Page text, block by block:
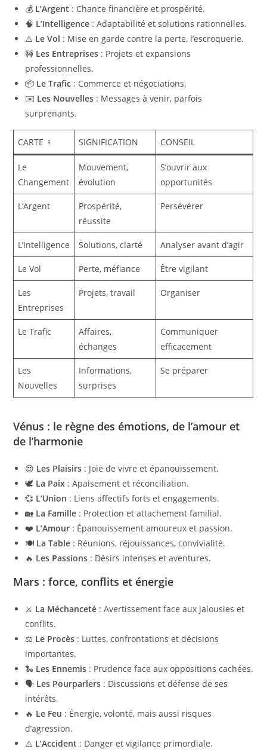
💰 L’Argent : Chance financière et prospérité.
🧠 L’Intelligence : Adaptabilité et solutions rationnelles.
⚠️ Le Vol : Mise en garde contre la perte, l’escroquerie.
🚧 Les Entreprises : Projets et expansions
professionnelles.
📦 Le Trafic : Commerce et négociations.
✉️ Les Nouvelles : Messages à venir, parfois
surprenants.
CARTE ☿ SIGNIFICATION CONSEIL
Le
Changement
Mouvement,
évolution
S’ouvrir aux
opportunités
L’Argent
Prospérité,
réussite
Persévérer
L’Intelligence Solutions, clarté Analyser avant d’agir
Le Vol Perte, méfiance Être vigilant
Les
Entreprises
Projets, travail Organiser
Le Trafic
Affaires,
échanges
Communiquer
efficacement
Les
Nouvelles
Informations,
surprises
Se préparer
Vénus : le règne des émotions, de l’amour et
de l’harmonie
😍 Les Plaisirs : Joie de vivre et épanouissement.
🕊️ La Paix : Apaisement et réconciliation.
💞 L’Union : Liens affectifs forts et engagements.
🏡 La Famille : Protection et attachement familial.
❤️ L’Amour : Épanouissement amoureux et passion.
🍽️ La Table : Réunions, réjouissances, convivialité.
🔥 Les Passions : Désirs intenses et aventures.
Mars : force, conflits et énergie
⚔️ La Méchanceté : Avertissement face aux jalousies et
conflits.
⚖️ Le Procès : Luttes, confrontations et décisions
importantes.
🐍 Les Ennemis : Prudence face aux oppositions cachées.
🗣️ Les Pourparlers : Discussions et défense de ses
intérêts.
🔥 Le Feu : Énergie, volonté, mais aussi risques
d’agression.
⚠️ L’Accident : Danger et vigilance primordiale.